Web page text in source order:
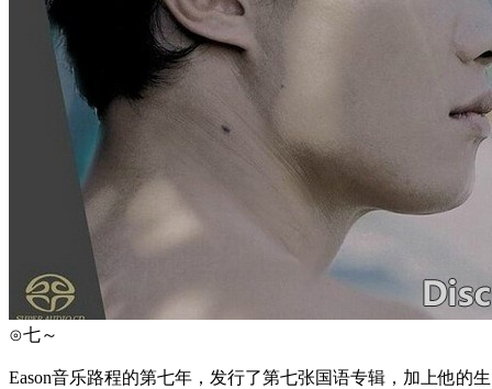
⊙七～
Eason音乐路程的第七年，发行了第七张国语专辑，加上他的